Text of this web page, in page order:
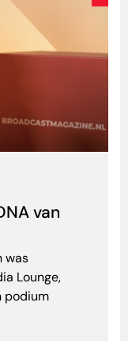
van
was
Lounge,
podium